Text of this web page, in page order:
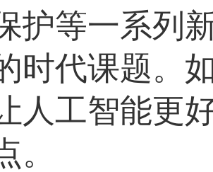
护等一系列
时代课题。
人工智能更
。